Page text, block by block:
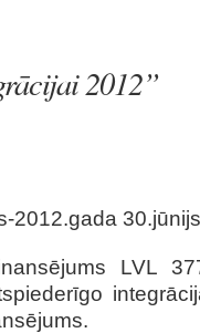
2012”
2012.gada 30.jūnijs
LVL